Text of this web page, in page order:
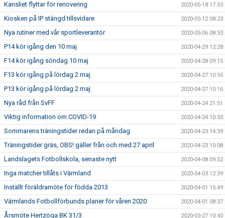
Kansliet flyttar för renovering 2020-05-18 17:53
Kiosken på IP stängd tillsvidare 2020-05-12 08:23
Nya rutiner med vår sportleverantör 2020-05-06 08:53
P14 kör igång den 10 maj 2020-04-29 12:28
F14 kör igång söndag 10 maj 2020-04-28 09:15
F13 kör igång på lördag 2 maj 2020-04-27 10:55
P13 kör igång på lördag 2 maj 2020-04-27 10:16
Nya råd från SvFF 2020-04-24 21:51
Viktig information om COVID-19 2020-04-24 10:50
Sommarens träningstider redan på måndag 2020-04-23 14:39
Träningstider gräs, OBS! gäller från och med 27 april 2020-04-23 10:08
Landslagets Fotbollskola, senaste nytt 2020-04-08 09:52
Inga matcher tillåts i Värmland 2020-04-03 12:39
Inställt föräldramöte för födda 2013 2020-04-01 15:49
Värmlands Fotbollförbunds planer för våren 2020 2020-04-01 08:37
Årsmöte Hertzöga BK 31/3 2020-03-27 10:40